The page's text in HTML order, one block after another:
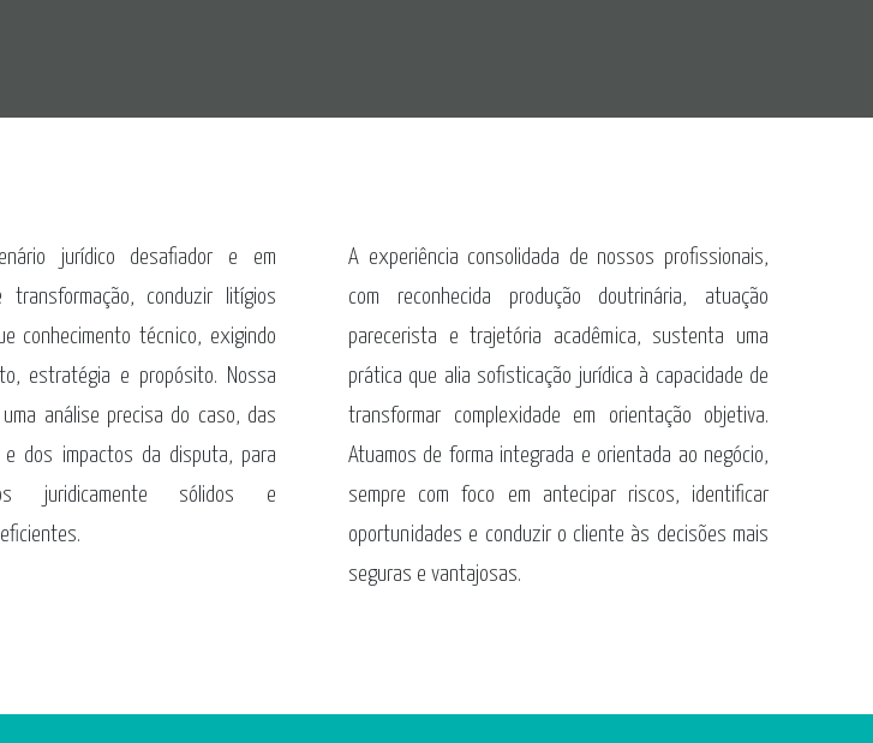
jurídico desafiador e em
transformação, conduzir litígios
conhecimento técnico, exigindo
estratégia e propósito. Nossa
análise precisa do caso, das
e dos impactos da disputa, para
juridicamente sólidos e
A experiência consolidada de nossos profissionais,
com reconhecida produção doutrinária, atuação
parecerista e trajetória acadêmica, sustenta uma
prática que alia sofisticação jurídica à capacidade de
transformar complexidade em orientação objetiva.
Atuamos de forma integrada e orientada ao negócio,
sempre com foco em antecipar riscos, identificar
oportunidades e conduzir o cliente às decisões mais
seguras e vantajosas.